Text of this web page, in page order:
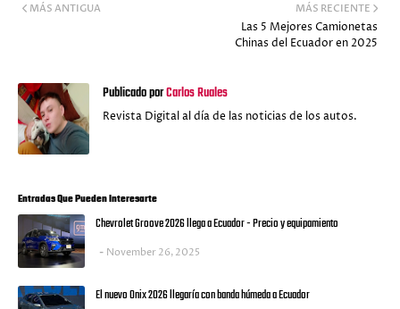
MÁS RECIENTE
Las 5 Mejores Camionetas
Chinas del Ecuador en 2025
MÁS ANTIGUA
Publicado porCarlos Ruales
Revista Digital al día de las noticias de los autos.
Entradas Que Pueden Interesarte
Chevrolet Groove 2026 llega a Ecuador - Precio y equipamiento
November 26, 2025
El nuevo Onix 2026 llegaría con banda húmeda a Ecuador